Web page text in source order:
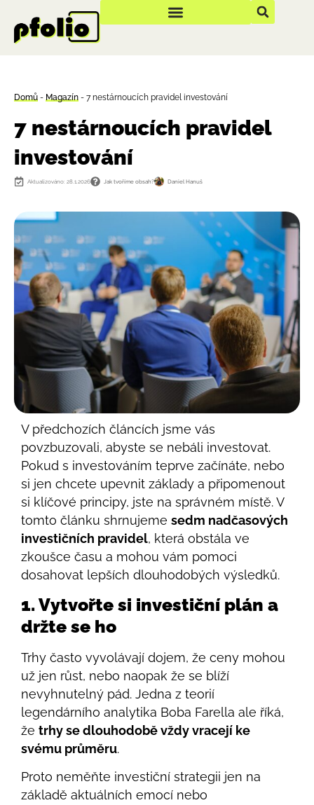
Domů - Magazín - 7 nestárnoucích pravidel investování
7 nestárnoucích pravidel
investování
Aktualizováno: 28.1.2026 Jak tvoříme obsah? Daniel Hanuš
V předchozích článcích jsme vás
povzbuzovali, abyste se nebáli investovat.
Pokud s investováním teprve začínáte, nebo
si jen chcete upevnit základy a připomenout
si klíčové principy, jste na správném místě. V
tomto článku shrnujeme sedm nadčasových
investičních pravidel, která obstála ve
zkoušce času a mohou vám pomoci
dosahovat lepších dlouhodobých výsledků.
1. Vytvořte si investiční plán a
držte se ho
Trhy často vyvolávají dojem, že ceny mohou
už jen růst, nebo naopak že se blíží
nevyhnutelný pád. Jedna z teorií
legendárního analytika Boba Farella ale říká,
že trhy se dlouhodobě vždy vracejí ke
svému průměru.
Proto neměňte investiční strategii jen na
základě aktuálních emocí nebo